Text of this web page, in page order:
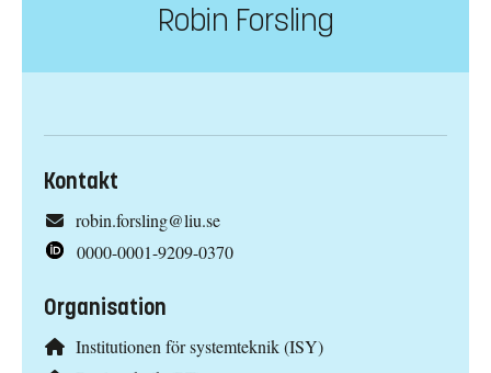
Robin Forsling
Kontakt
robin.forsling@liu.se
0000-0001-9209-0370
Organisation
Institutionen för systemteknik (ISY)